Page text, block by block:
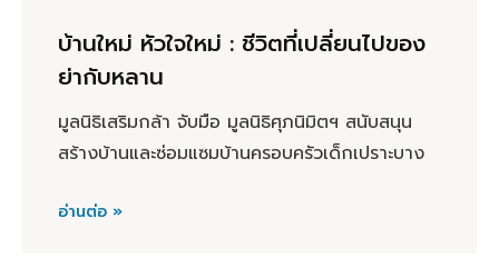
บ้านใหม่ หัวใจใหม่ : ชีวิตที่เปลี่ยนไปของ
ย่ากับหลาน
มูลนิธิเสริมกล้า จับมือ มูลนิธิศุภนิมิตฯ สนับสนุน
สร้างบ้านและซ่อมแซมบ้านครอบครัวเด็กเปราะบาง
อ่านต่อ »